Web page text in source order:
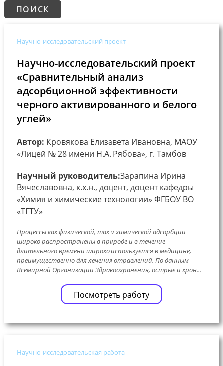
Научно-исследовательский проект
Научно-исследовательский проект
«Сравнительный анализ
адсорбционной эффективности
черного активированного и белого
углей»
Автор: Кровякова Елизавета Ивановна, МАОУ
«Лицей № 28 имени Н.А. Рябова», г. Тамбов
Научный руководитель:Зарапина Ирина
Вячеславовна, к.х.н., доцент, доцент кафедры
«Химия и химические технологии» ФГБОУ ВО
«ТГТУ»
Процессы как физической, так и химической адсорбции
широко распространены в природе и в течение
длительного времени широко используется в медицине,
преимущественно для лечения отравлений. По данным
Всемирной Организации Здравоохранения, острые и хрон...
Посмотреть работу
Научно-исследовательская работа